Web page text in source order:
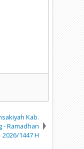
Kab.
- Ramadhan
2026/1447 H